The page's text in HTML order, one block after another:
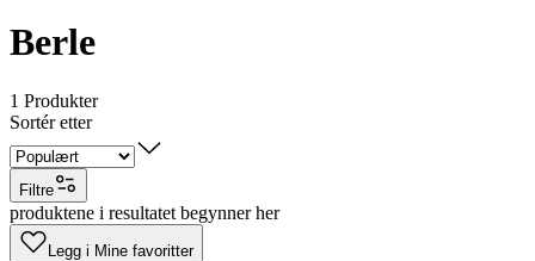
Berle
1 Produkter
Sortér etter
Filtre
produktene i resultatet begynner her
Legg i Mine favoritter